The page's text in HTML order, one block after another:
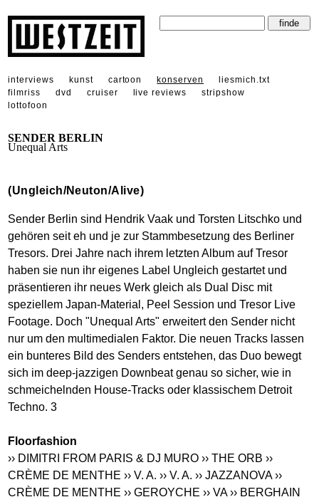
interviews kunst cartoon konserven
liesmich.txt
filmriss
dvd cruiser live reviews
stripshow
lottofoon
SENDER BERLIN
Unequal Arts
(Ungleich/Neuton/Alive)
Sender Berlin sind Hendrik Vaak und Torsten Litschko und
gehören seit eh und je zur Stammbesetzung des Berliner
Tresors. Drei Jahre nach ihrem letzten Album auf Tresor
haben sie nun ihr eigenes Label Ungleich gestartet und
präsentieren ihr neues Werk gleich als Dual Disc mit
speziellem Japan-Material, Peel Session und Tresor Live
Footage. Doch "Unequal Arts" erweitert den Sender nicht
nur um den multimedialen Faktor. Die neuen Tracks lassen
ein bunteres Bild des Senders entstehen, das Duo bewegt
sich im deep-jazzigen Downbeat genau so sicher, wie in
schmeichelnden House-Tracks oder klassischem Detroit
Techno. 3
Floorfashion
›› DIMITRI FROM PARIS & DJ MURO ›› THE ORB ››
CRÈME DE MENTHE ›› V. A. ›› V. A. ›› JAZZANOVA ››
CRÈME DE MENTHE ›› GEROYCHE ›› VA ›› BERGHAIN